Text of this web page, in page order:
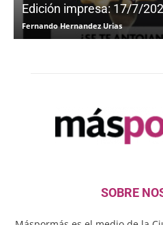
Edición impresa: 17/7/
Fernando Hernandez Urias
SOBRE